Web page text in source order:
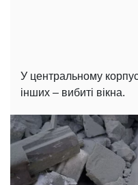
У центральному
інших – вибиті вікна.